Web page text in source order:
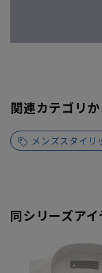
関連カテゴリ
メンズスタイリ
同シリーズア